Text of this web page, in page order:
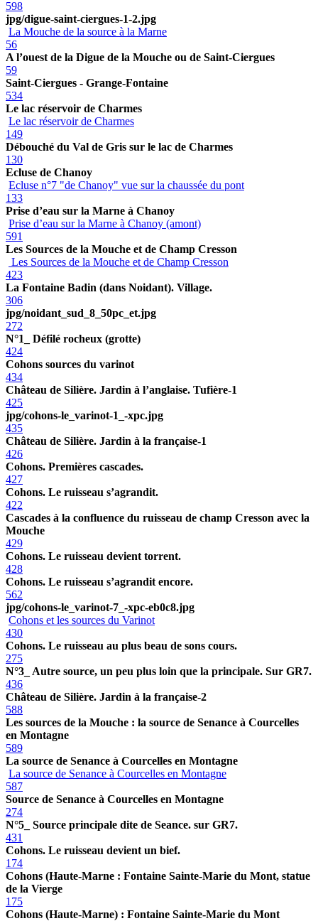
598
jpg/digue-saint-ciergues-1-2.jpg
La Mouche de la source à la Marne
56
A l’ouest de la Digue de la Mouche ou de Saint-Ciergues
59
Saint-Ciergues - Grange-Fontaine
534
Le lac réservoir de Charmes
Le lac réservoir de Charmes
149
Débouché du Val de Gris sur le lac de Charmes
130
Ecluse de Chanoy
Ecluse n°7 "de Chanoy" vue sur la chaussée du pont
133
Prise d’eau sur la Marne à Chanoy
Prise d’eau sur la Marne à Chanoy (amont)
591
Les Sources de la Mouche et de Champ Cresson
Les Sources de la Mouche et de Champ Cresson
423
La Fontaine Badin (dans Noidant). Village.
306
jpg/noidant_sud_8_50pc_et.jpg
272
N°1_ Défilé rocheux (grotte)
424
Cohons sources du varinot
434
Château de Silière. Jardin à l’anglaise. Tufière-1
425
jpg/cohons-le_varinot-1_-xpc.jpg
435
Château de Silière. Jardin à la française-1
426
Cohons. Premières cascades.
427
Cohons. Le ruisseau s’agrandit.
422
Cascades à la confluence du ruisseau de champ Cresson avec la
Mouche
429
Cohons. Le ruisseau devient torrent.
428
Cohons. Le ruisseau s’agrandit encore.
562
jpg/cohons-le_varinot-7_-xpc-eb0c8.jpg
Cohons et les sources du Varinot
430
Cohons. Le ruisseau au plus beau de sons cours.
275
N°3_ Autre source, un peu plus loin que la principale. Sur GR7.
436
Château de Silière. Jardin à la française-2
588
Les sources de la Mouche : la source de Senance à Courcelles
en Montagne
589
La source de Senance à Courcelles en Montagne
La source de Senance à Courcelles en Montagne
587
Source de Senance à Courcelles en Montagne
274
N°5_ Source principale dite de Seance. sur GR7.
431
Cohons. Le ruisseau devient un bief.
174
Cohons (Haute-Marne : Fontaine Sainte-Marie du Mont, statue
de la Vierge
175
Cohons (Haute-Marne) : Fontaine Sainte-Marie du Mont